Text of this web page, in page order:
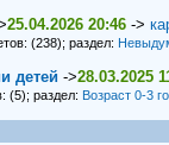
25.04.2026 20:46 ->
(238); раздел:
детей ->28.03.2025
(5); раздел: Возраст 0-3